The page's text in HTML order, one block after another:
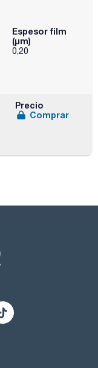
Espesor film
(µm)
0,20
Precio
Comprar